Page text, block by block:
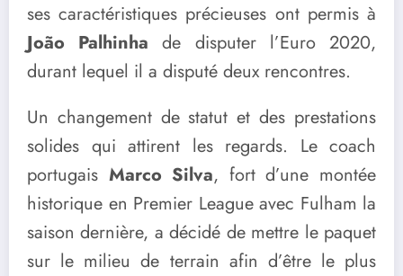
ses caractéristiques précieuses ont permis à
João Palhinha de disputer l’Euro 2020,
durant lequel il a disputé deux rencontres.
Un changement de statut et des prestations
solides qui attirent les regards. Le coach
portugais Marco Silva, fort d’une montée
historique en Premier League avec Fulham la
saison dernière, a décidé de mettre le paquet
sur le milieu de terrain afin d’être le plus